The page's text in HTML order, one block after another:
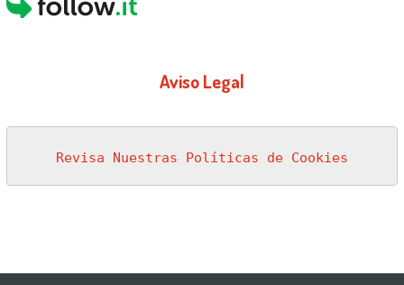
Aviso Legal
Revisa Nuestras Políticas de Cookies